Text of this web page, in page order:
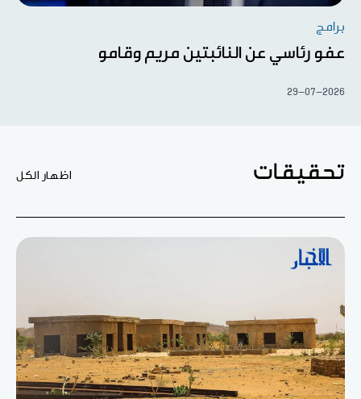
برامج
عفو رئاسي عن النائبتين مريم وقامو
29-07-2026
تحقيقات اظهار الكل